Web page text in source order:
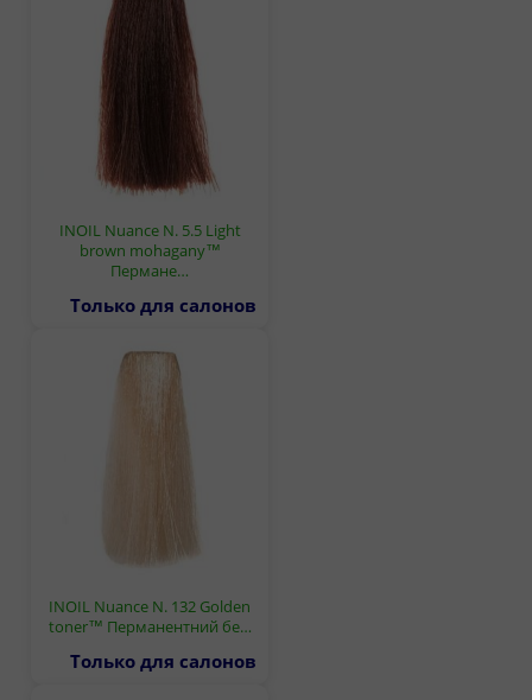
INOIL Nuance N. 5.5 Light
brown mohagany™
Пермане…
Только для салонов
INOIL Nuance N. 132 Golden
toner™ Перманентний бе…
Только для салонов